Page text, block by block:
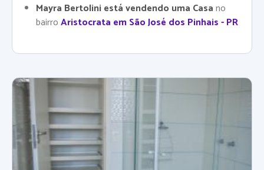
Mayra Bertolini está vendendo uma Casano
bairroAristocrata em São José dos Pinhais - PR